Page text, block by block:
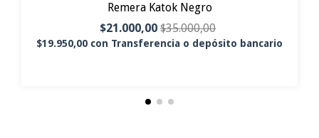
Remera Katok Negro
$21.000,00 $35.000,00
$19.950,00 con Transferencia o depósito bancario